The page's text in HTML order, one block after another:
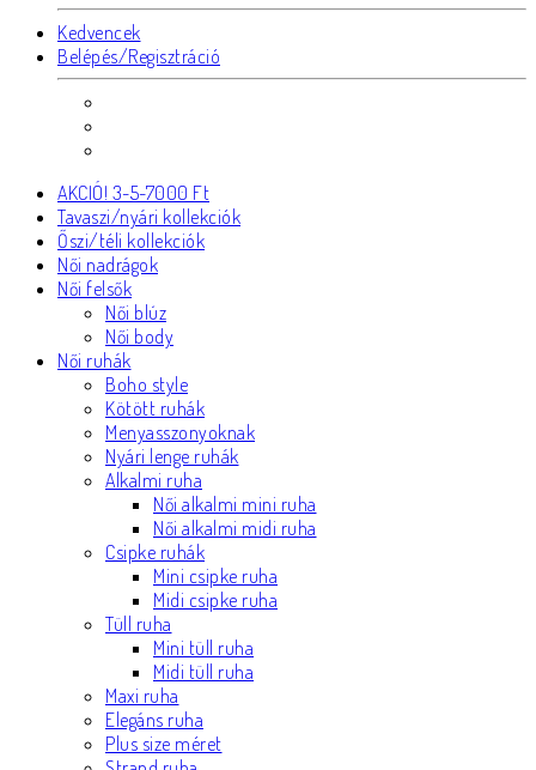
Kedvencek
Belépés/Regisztráció
AKCIÓ! 3-5-7000 Ft
Tavaszi/nyári kollekciók
Őszi/téli kollekciók
Női nadrágok
Női felsők
Női blúz
Női body
Női ruhák
Boho style
Kötött ruhák
Menyasszonyoknak
Nyári lenge ruhák
Alkalmi ruha
Női alkalmi mini ruha
Női alkalmi midi ruha
Csipke ruhák
Mini csipke ruha
Midi csipke ruha
Tüll ruha
Mini tüll ruha
Midi tüll ruha
Maxi ruha
Elegáns ruha
Plus size méret